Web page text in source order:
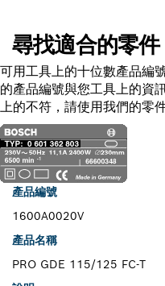
尋找適合的零件
可用工具上的十位數產品編
的產品編號與您工具上的資
上的不符，請使用我們的零
產品編號
1600A0020V
產品名稱
PRO GDE 115/125 FC-T